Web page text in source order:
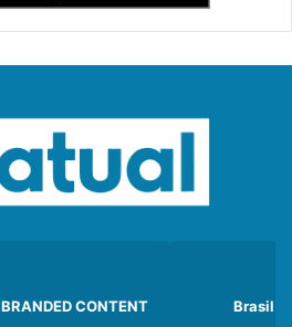
BRANDED CONTENT Brasil